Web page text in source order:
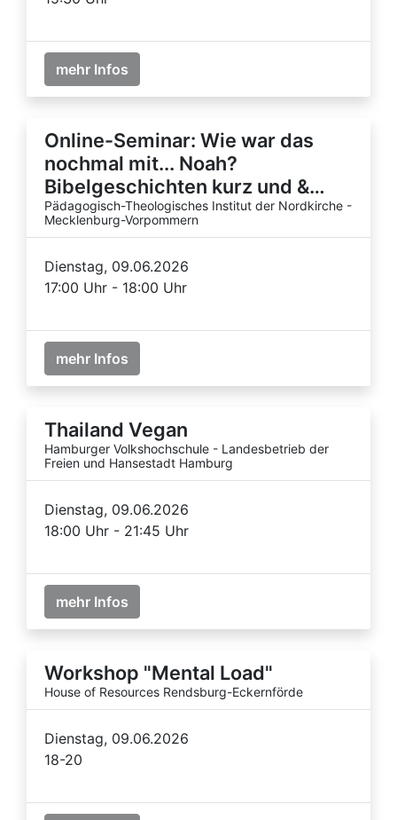
mehr Infos
Online-Seminar: Wie war das
nochmal mit... Noah?
Bibelgeschichten kurz und &…
Pädagogisch-Theologisches Institut der Nordkirche -
Mecklenburg-Vorpommern
Dienstag, 09.06.2026
17:00 Uhr - 18:00 Uhr
mehr Infos
Thailand Vegan
Hamburger Volkshochschule - Landesbetrieb der
Freien und Hansestadt Hamburg
Dienstag, 09.06.2026
18:00 Uhr - 21:45 Uhr
mehr Infos
Workshop "Mental Load"
House of Resources Rendsburg-Eckernförde
Dienstag, 09.06.2026
18-20